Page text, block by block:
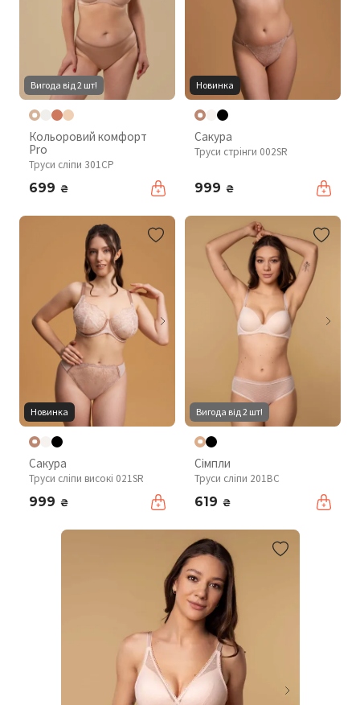
Вигода від 2 шт!
Кольоровий комфорт
Pro
Труси сліпи 301CP
699 ₴
Новинка
Сакура
Труси стрінги 002SR
999 ₴
Новинка
Сакура
Труси сліпи високі 021SR
999 ₴
Вигода від 2 шт!
Сімпли
Труси сліпи 201BC
619 ₴